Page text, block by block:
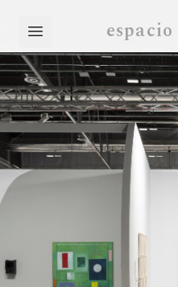
espacio